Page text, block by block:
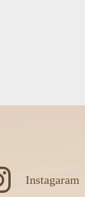
Instagaram